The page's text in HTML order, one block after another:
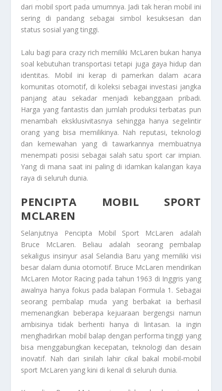
dari mobil sport pada umumnya. Jadi tak heran mobil ini
sering di pandang sebagai simbol kesuksesan dan
status sosial yang tinggi.
Lalu bagi para crazy rich memiliki McLaren bukan hanya
soal kebutuhan transportasi tetapi juga gaya hidup dan
identitas. Mobil ini kerap di pamerkan dalam acara
komunitas otomotif, di koleksi sebagai investasi jangka
panjang atau sekadar menjadi kebanggaan pribadi.
Harga yang fantastis dan jumlah produksi terbatas pun
menambah eksklusivitasnya sehingga hanya segelintir
orang yang bisa memilikinya. Nah reputasi, teknologi
dan kemewahan yang di tawarkannya membuatnya
menempati posisi sebagai salah satu sport car impian.
Yang di mana saat ini paling di idamkan kalangan kaya
raya di seluruh dunia.
PENCIPTA MOBIL SPORT
MCLAREN
Selanjutnya Pencipta Mobil Sport McLaren adalah
Bruce McLaren. Beliau adalah seorang pembalap
sekaligus insinyur asal Selandia Baru yang memiliki visi
besar dalam dunia otomotif. Bruce McLaren mendirikan
McLaren Motor Racing pada tahun 1963 di Inggris yang
awalnya hanya fokus pada balapan Formula 1. Sebagai
seorang pembalap muda yang berbakat ia berhasil
memenangkan beberapa kejuaraan bergengsi namun
ambisinya tidak berhenti hanya di lintasan. Ia ingin
menghadirkan mobil balap dengan performa tinggi yang
bisa menggabungkan kecepatan, teknologi dan desain
inovatif. Nah dari sinilah lahir cikal bakal mobil-mobil
sport McLaren yang kini di kenal di seluruh dunia.